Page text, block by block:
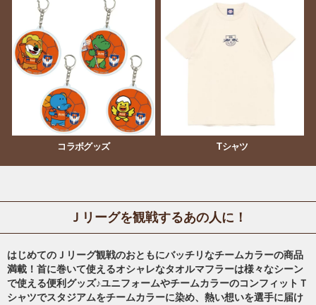
コラボグッズ Tシャツ
Ｊリーグを観戦するあの人に！
はじめてのＪリーグ観戦のおともにバッチリなチームカラーの商品
満載！首に巻いて使えるオシャレなタオルマフラーは様々なシーン
で使える便利グッズ♪ユニフォームやチームカラーのコンフィットＴ
シャツでスタジアムをチームカラーに染め、熱い想いを選手に届け